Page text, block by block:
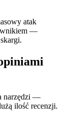
atak
—
narzędzi —
ilość recenzji.